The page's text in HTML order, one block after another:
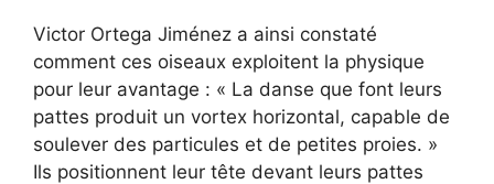
Victor Ortega Jiménez a ainsi constaté
comment ces oiseaux exploitent la physique
pour leur avantage : « La danse que font leurs
pattes produit un vortex horizontal, capable de
soulever des particules et de petites proies. »
Ils positionnent leur tête devant leurs pattes